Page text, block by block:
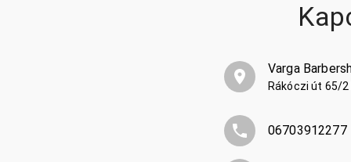
Varga
Rákóczi út 65/
06703912277